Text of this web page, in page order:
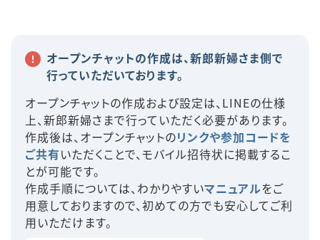
オープンチャットの作成は、新郎新婦さま側で
行っていただいております。
オープンチャットの作成および設定は、LINEの仕様
上、新郎新婦さまで行っていただく必要があります。
作成後は、オープンチャットのリンクや参加コードを
ご共有いただくことで、モバイル招待状に掲載するこ
とが可能です。
作成手順については、わかりやすいマニュアルをご
用意しておりますので、初めての方でも安心してご利
用いただけます。